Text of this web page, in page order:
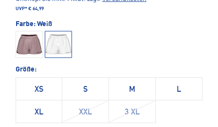
UVP* € 64,99
Farbe: Weiß
Größe:
XS S M L
XL XXL 3 XL